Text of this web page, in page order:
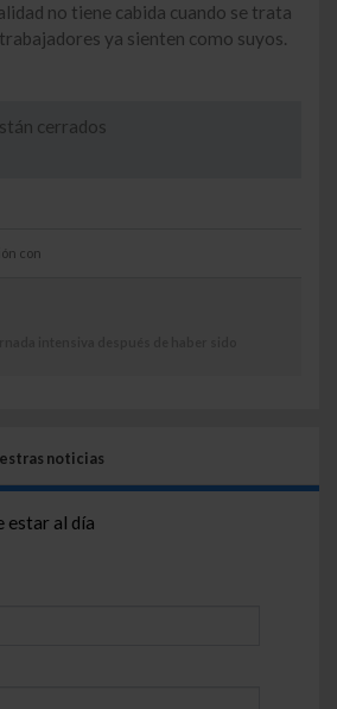
no tiene cabida cuando se trata
ya sienten como suyos.
cerrados
con
noticias
estar al día